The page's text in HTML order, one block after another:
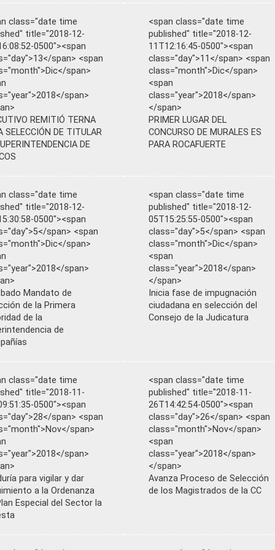
class="date time
title="2018-12-
0500"><span
span> <span
span>
span>
REMITIÓ TERNA
SELECCIÓN DE TITULAR
DE
<span class="date time
published" title="2018-12-
11T12:16:45-0500"><span
class="day">11</span> <span
class="month">Dic</span>
<span
class="year">2018</span>
</span>
PRIMER LUGAR DEL
CONCURSO DE MURALES ES
PARA ROCAFUERTE
class="date time
title="2018-12-
0500"><span
span> <span
span>
span>
Mandato de
de la Primera
de la
de
<span class="date time
published" title="2018-12-
05T15:25:55-0500"><span
class="day">5</span> <span
class="month">Dic</span>
<span
class="year">2018</span>
</span>
Inicia fase de impugnación
ciudadana en selección del
Consejo de la Judicatura
class="date time
title="2018-11-
0500"><span
span> <span
span>
span>
para vigilar y dar
a la Ordenanza
Especial del Sector la
<span class="date time
published" title="2018-11-
26T14:42:54-0500"><span
class="day">26</span> <span
class="month">Nov</span>
<span
class="year">2018</span>
</span>
Avanza Proceso de Selección
de los Magistrados de la CC